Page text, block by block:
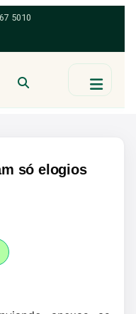
5010
só elogios